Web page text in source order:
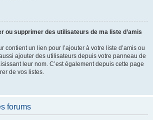
ou supprimer des utilisateurs de ma liste d’amis
contient un lien pour l’ajouter à votre liste d’amis ou
ajouter des utilisateurs depuis votre panneau de
leur nom. C’est également depuis cette page
de vos listes.
forums